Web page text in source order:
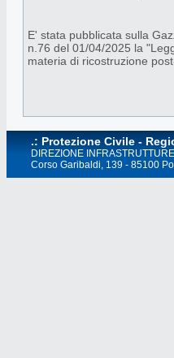
E' stata pubblicata sulla
n.76 del 01/04/2025 la
materia di ricostruzione
.: Protezione Civile -
DIREZIONE
Corso Garibaldi, 139 - 85100